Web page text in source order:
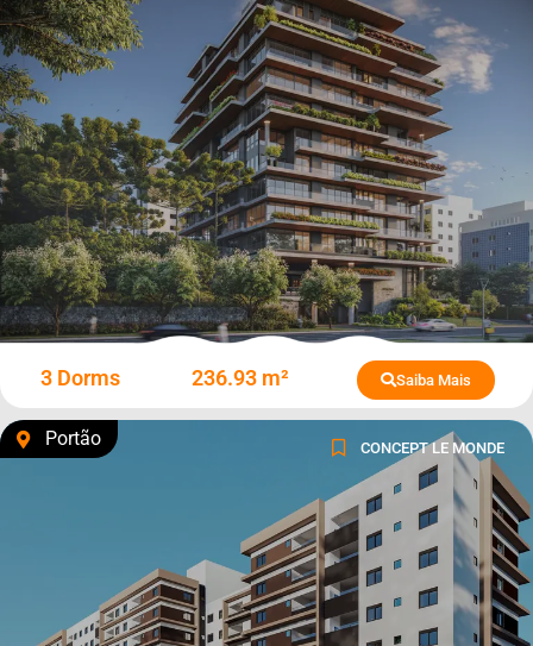
3 Dorms 236.93 m² Saiba Mais
Portão CONCEPT LE MONDE